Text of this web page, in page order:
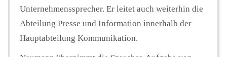
Podcast
Unternehmenssprecher. Er leitet auch weiterhin die
Abteilung Presse und Information innerhalb der
Hauptabteilung Kommunikation.